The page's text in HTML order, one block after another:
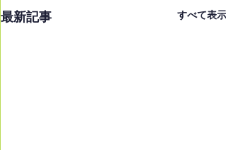
最新記事 すべて表示